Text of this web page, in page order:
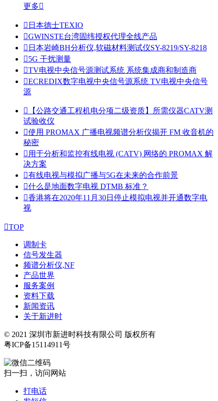
更多
 日本德士TEXIO
GWINSTE台湾固纬授权代理全线产品
 日本岩崎BH分析仪,软磁材料测试仪SY-8219/SY-8218
5G 干扰测量
TV电视中央信号源测试系统 系统集成商和制造商
ECREDIX数字电视中央信号源系统 TV电视中央信号
源

【公路交通工程机电分项二级资质】所需仪器CATV测
试验收仪
使用 PROMAX 广播电视频谱分析仪揭开 FM 收音机的
秘密
 用于分析和监控有线电视 (CATV) 网络的 PROMAX 解
决方案
有线电视与模拟广播与5G在未来的合作前景
什么是地面数字电视 DTMB 标准？
香港将在2020年11月30日停止模拟电视并开通数字电
视
TOP
调制卡
信号发生器
频谱分析仪,NF
产品世界
服务案例
资料下载
新闻资讯
关于新进时
© 2021 深圳市新进时科技有限公司 版权所有
粤ICP备15114911号
扫一扫，访问网站
打电话